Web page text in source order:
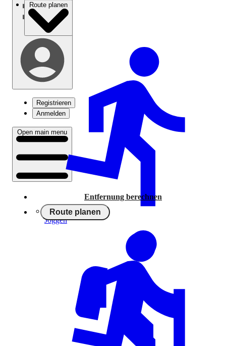
Registrieren
Anmelden
Open main menu
Entfernung berechnen
Route planen
Route planen
Joggen